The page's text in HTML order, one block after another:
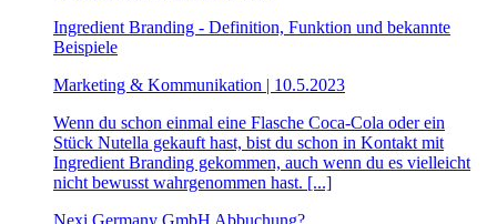
Ingredient Branding - Definition, Funktion und bekannte
Beispiele
Marketing & Kommunikation | 10.5.2023
Wenn du schon einmal eine Flasche Coca-Cola oder ein
Stück Nutella gekauft hast, bist du schon in Kontakt mit
Ingredient Branding gekommen, auch wenn du es vielleicht
nicht bewusst wahrgenommen hast. [...]
Nexi Germany GmbH Abbuchung?